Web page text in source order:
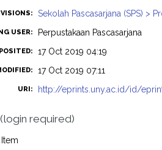
Sekolah Pascasarjana (SPS) >
USER: Perpustakaan Pascasarjana
17 Oct 2019 04:19
17 Oct 2019 07:11
URI: http://eprints.uny.ac.id/id/
required)